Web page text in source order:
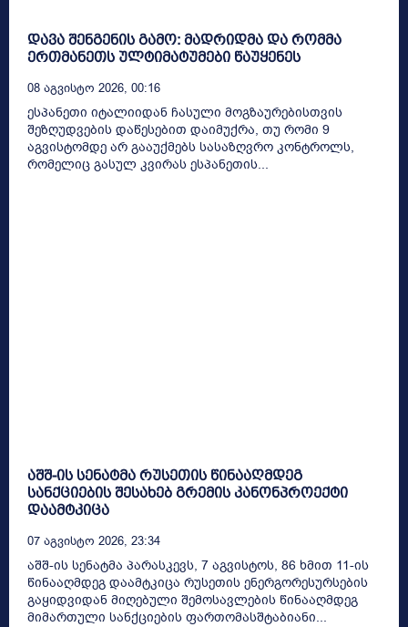
დავა შენგენის გამო: მადრიდმა და რომმა
ერთმანეთს ულტიმატუმები წაუყენეს
08 Აგვისტო 2026, 00:16
ესპანეთი იტალიიდან ჩასული მოგზაურებისთვის
შეზღუდვების დაწესებით დაიმუქრა, თუ რომი 9
აგვისტომდე არ გააუქმებს სასაზღვრო კონტროლს,
რომელიც გასულ კვირას ესპანეთის...
აშშ-ის სენატმა რუსეთის წინააღმდეგ
სანქციების შესახებ გრემის კანონპროექტი
დაამტკიცა
07 Აგვისტო 2026, 23:34
აშშ-ის სენატმა პარასკევს, 7 აგვისტოს, 86 ხმით 11-ის
წინააღმდეგ დაამტკიცა რუსეთის ენერგორესურსების
გაყიდვიდან მიღებული შემოსავლების წინააღმდეგ
მიმართული სანქციების ფართომასშტაბიანი...